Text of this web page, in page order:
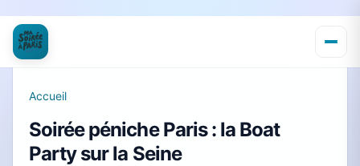
Accueil
Soirée péniche Paris : la Boat
Party sur la Seine